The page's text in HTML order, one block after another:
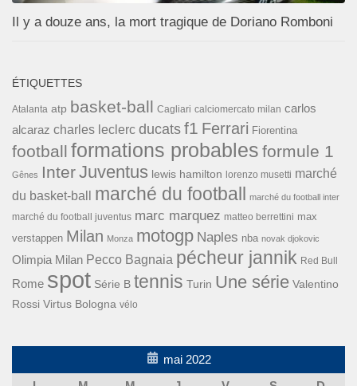
Il y a douze ans, la mort tragique de Doriano Romboni
ÉTIQUETTES
Atalanta atp basket-ball Cagliari calciomercato milan carlos
alcaraz charles leclerc ducats f1 Ferrari Fiorentina
football formations probables formule 1
Gênes InterJuventus lewis hamilton lorenzo musetti marché
du basket-ball
marché du football marché du football inter
marché du football juventus marc marquez matteo berrettini max
verstappen Milan Monza motogp Naples nba novak djokovic
Olimpia Milan Pecco Bagnaia pécheur jannik Red Bull
Rome spot Série B tennis Turin Une série Valentino
Rossi Virtus Bologna vélo
mai 2022